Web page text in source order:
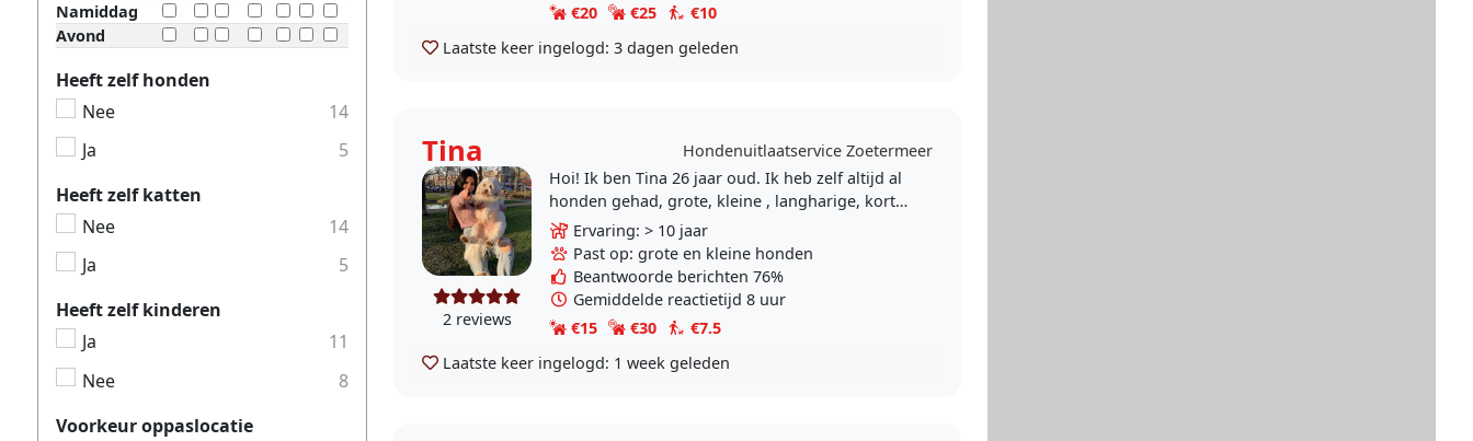
€20
€25
€10
Laatste keer ingelogd: 3 dagen geleden
Tina Hondenuitlaatservice Zoetermeer
2 reviews
Hoi! Ik ben Tina 26 jaar oud. Ik heb zelf altijd al
honden gehad, grote, kleine , langharige, kort
harige, ik heb dus ervaring met veel
verschillende..
Ervaring: > 10 jaar
Past op: grote en kleine honden
Beantwoorde berichten 76%
Gemiddelde reactietijd 8 uur
€15
€30
€7.5
Laatste keer ingelogd: 1 week geleden
Namiddag
Avond
Heeft zelf honden
Nee
14
Ja
5
Heeft zelf katten
Nee
14
Ja
5
Heeft zelf kinderen
Ja
11
Nee
8
Voorkeur oppaslocatie